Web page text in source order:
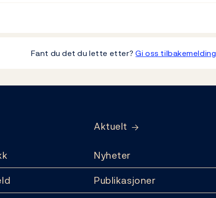
Fant du det du lette etter?Gi oss tilbakemelding
Aktuelt
Nyheter
Publikasjoner